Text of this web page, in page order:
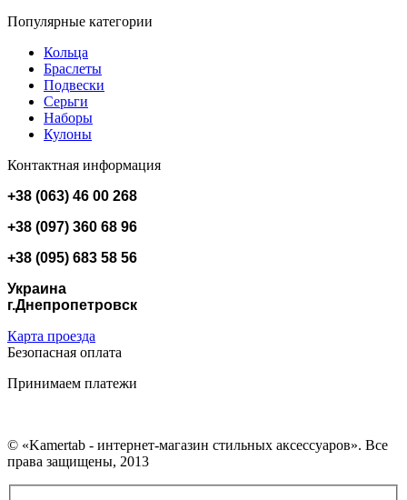
Популярные категории
Кольца
Браслеты
Подвески
Серьги
Наборы
Кулоны
Контактная информация
+38 (063) 46 00 268
+38 (097) 360 68 96
+38 (095) 683 58 56
Украина
г.Днепропетровск
Карта проезда
Безопасная оплата
Принимаем платежи
© «Kamertab - интернет-магазин стильных аксессуаров». Все
права защищены, 2013